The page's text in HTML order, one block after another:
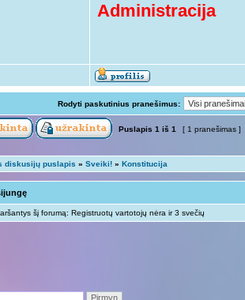
Administracija
Rodyti paskutinius pranešimus:
Puslapis 1 iš 1 [ 1 pranešimas ]
diskusijų puslapis » Sveiki! » Konstitucija
šį forumą: Registruotų vartotojų nėra ir 3 svečių